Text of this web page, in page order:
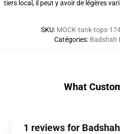
tiers local, il peut y avoir de légères
SKU: MOCK-tank-tops-
Catégories: Badshah
What
1 reviews for